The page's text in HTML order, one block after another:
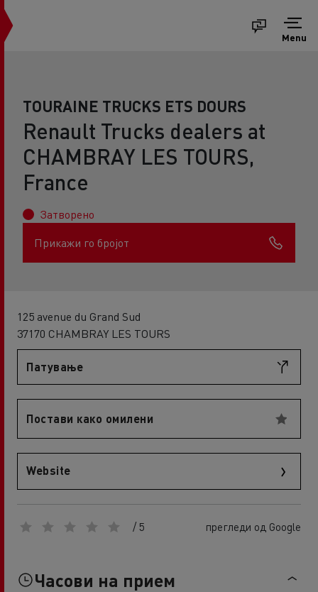
Menu
TOURAINE TRUCKS ETS DOURS
Renault Trucks dealers at
CHAMBRAY LES TOURS,
France
Затворено
Прикажи го бројот
125 avenue du Grand Sud
37170 CHAMBRAY LES TOURS
Патување
Постави како омилени
Website
/ 5 прегледи од Google
Часови на прием